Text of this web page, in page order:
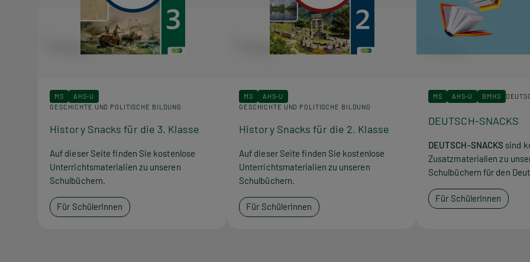
MS
AHS-U
GESCHICHTE UND POLITISCHE BILDUNG
History Snacks für die 3. Klasse
Auf dieser Seite finden Sie kostenlose
Unterrichtsmaterialien zu unseren
Schulbüchern.
Für SchülerInnen
MS
AHS-U
GESCHICHTE UND POLITISCHE BILDUNG
History Snacks für die 2. Klasse
Auf dieser Seite finden Sie kostenlose
Unterrichtsmaterialien zu unseren
Schulbüchern.
Für SchülerInnen
MS AHS-U BMHS
DEUTSCH-SNACKS
DEUTSCH-SNACKS sind
Zusatzmaterialien zu
Schulbüchern für den
Für SchülerInnen